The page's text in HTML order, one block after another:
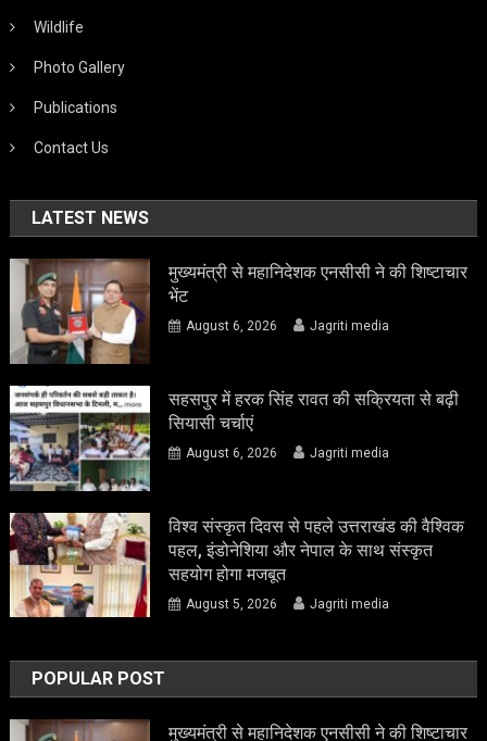
Wildlife
Photo Gallery
Publications
Contact Us
LATEST NEWS
मुख्यमंत्री से महानिदेशक एनसीसी ने की शिष्टाचार
भेंट
August 6, 2026 Jagriti media
सहसपुर में हरक सिंह रावत की सक्रियता से बढ़ी
सियासी चर्चाएं
August 6, 2026 Jagriti media
विश्व संस्कृत दिवस से पहले उत्तराखंड की वैश्विक
पहल, इंडोनेशिया और नेपाल के साथ संस्कृत
सहयोग होगा मजबूत
August 5, 2026 Jagriti media
POPULAR POST
मुख्यमंत्री से महानिदेशक एनसीसी ने की शिष्टाचार